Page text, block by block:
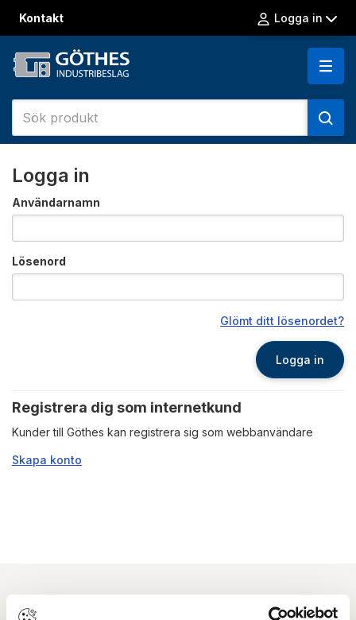
Kontakt Logga in
Logga in
Användarnamn
Lösenord
Glömt ditt lösenordet?
Logga in
Registrera dig som internetkund
Kunder till Göthes kan registrera sig som webbanvändare
Skapa konto